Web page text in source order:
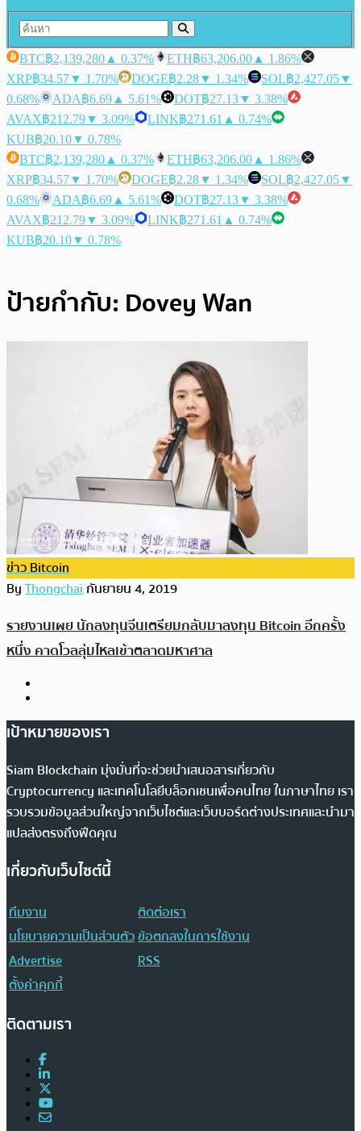
BTC฿2,139,280 ▲ 0.37% ETH฿63,206.00 ▲ 1.86%
XRP฿34.57▼ 1.70% DOGE฿2.28▼ 1.34% SOL฿2,427.05▼
0.68%
ADA฿6.69 ▲ 5.61% DOT฿27.13▼ 3.38%
AVAX฿212.79▼ 3.09% LINK฿271.61 ▲ 0.74%
KUB฿20.10▼ 0.78%
BTC฿2,139,280 ▲ 0.37% ETH฿63,206.00 ▲ 1.86%
XRP฿34.57▼ 1.70% DOGE฿2.28▼ 1.34% SOL฿2,427.05▼
0.68%
ADA฿6.69 ▲ 5.61% DOT฿27.13▼ 3.38%
AVAX฿212.79▼ 3.09% LINK฿271.61 ▲ 0.74%
KUB฿20.10▼ 0.78%
ป้ายกำกับ: Dovey Wan
ข่าว Bitcoin
ByThongchaiกันยายน 4, 2019
รายงานเผย นักลงทุนจีนเตรียมกลับมาลงทุน Bitcoin อีกครั้ง
หนึ่ง คาดโวลลุ่มไหลเข้าตลาดมหาศาล
เป้าหมายของเรา
Siam Blockchain มุ่งมั่นที่จะช่วยนำเสนอสารเกี่ยวกับ
Cryptocurrency และเทคโนโลยีบล็อกเชนเพื่อคนไทย ในภาษาไทย เรา
รวบรวมข้อมูลส่วนใหญ่จากเว็บไซต์และเว็บบอร์ดต่างประเทศและนำมา
แปลส่งตรงถึงฟีดคุณ
เกี่ยวกับเว็บไซต์นี้
ทีมงาน
ติดต่อเรา
นโยบายความเป็นส่วนตัวข้อตกลงในการใช้งาน
Advertise
RSS
ตั้งค่าคุกกี้
ติดตามเรา